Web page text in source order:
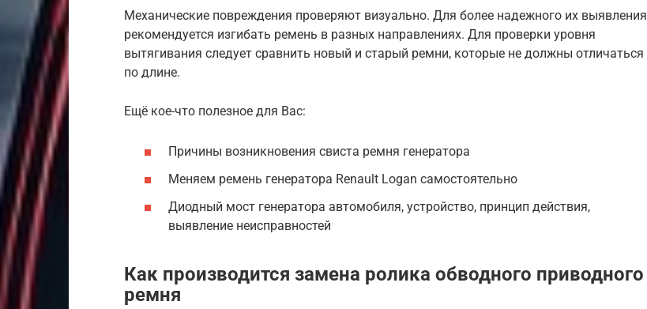
Механические повреждения проверяют визуально. Для более надежного их выявления
рекомендуется изгибать ремень в разных направлениях. Для проверки уровня
вытягивания следует сравнить новый и старый ремни, которые не должны отличаться
по длине.
Ещё кое-что полезное для Вас:
Причины возникновения свиста ремня генератора
Меняем ремень генератора Renault Logan самостоятельно
Диодный мост генератора автомобиля, устройство, принцип действия,
выявление неисправностей
Как производится замена ролика обводного приводного
ремня